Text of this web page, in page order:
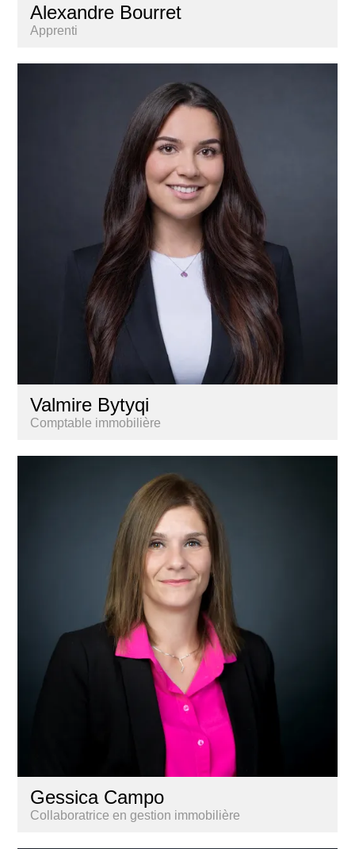
Alexandre Bourret
Apprenti
Valmire Bytyqi
Comptable immobilière
Gessica Campo
Collaboratrice en gestion immobilière